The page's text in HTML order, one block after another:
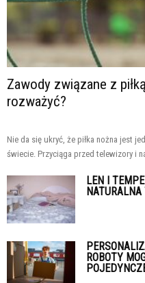
Zawody związane z
rozważyć?
Nie da się ukryć, że piłka nożna jest
świecie. Przyciąga przed telewizory i
LEN I
ROBOTY